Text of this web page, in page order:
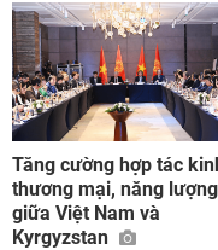
Tăng cường hợp tác
thương mại, năng lượng
giữa Việt Nam và
Kyrgyzstan